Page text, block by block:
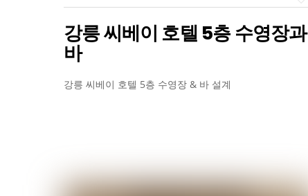
강릉 씨베이 호텔 5층 수영장과
바
강릉 씨베이 호텔 5층 수영장 & 바 설계